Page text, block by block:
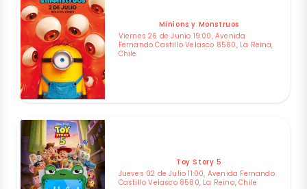
Minions y Monstruos
Viernes 26 de Junio 19:00, Avenida
Fernando Castillo Velasco 8580, La Reina,
Chile
Toy Story 5
Jueves 02 de Julio 11:00, Avenida Fernando
Castillo Velasco 8580, La Reina, Chile